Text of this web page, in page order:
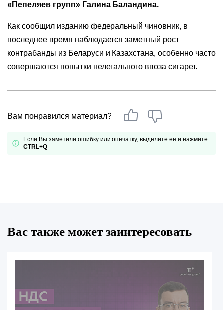
«Пепеляев групп» Галина Баландина.
Как сообщил изданию федеральный чиновник, в
последнее время наблюдается заметный рост
контрабанды из Беларуси и Казахстана, особенно часто
совершаются попытки нелегального ввоза сигарет.
Вам понравился материал?
Если Вы заметили ошибку или опечатку, выделите ее и нажмите
CTRL+Q
Вас также может заинтересовать